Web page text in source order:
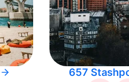
657